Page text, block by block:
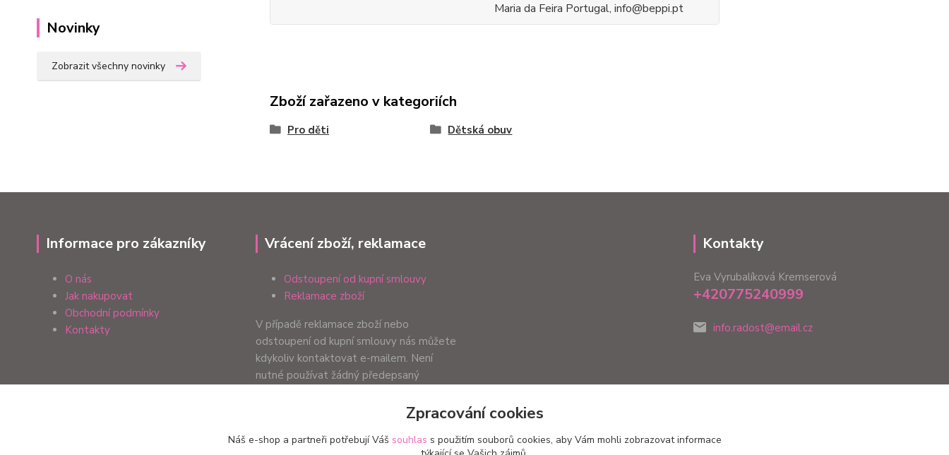
Novinky
Zobrazit všechny novinky
Maria da Feira Portugal, info@beppi.pt
Zboží zařazeno v kategoriích
Pro děti Dětská obuv
Informace pro zákazníky
O nás
Jak nakupovat
Obchodní podmínky
Kontakty
Vrácení zboží, reklamace
Odstoupení od kupní smlouvy
Reklamace zboží
V případě reklamace zboží nebo
odstoupení od kupní smlouvy nás můžete
kdykoliv kontaktovat e-mailem. Není
nutné používat žádný předepsaný
Kontakty
Eva Vyrubalíková Kremserová
+420775240999
info.radost@email.cz
Zpracování cookies
Náš e-shop a partneři potřebují Váš souhlas s použitím souborů cookies, aby Vám mohli zobrazovat informace